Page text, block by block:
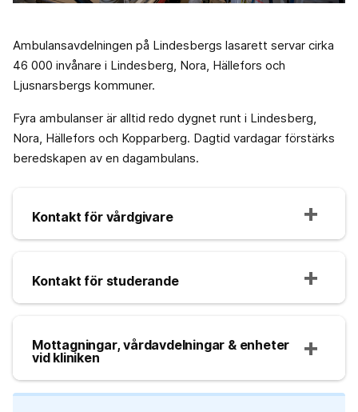
Ambulansavdelningen på Lindesbergs lasarett servar cirka
46 000 invånare i Lindesberg, Nora, Hällefors och
Ljusnarsbergs kommuner.
Fyra ambulanser är alltid redo dygnet runt i Lindesberg,
Nora, Hällefors och Kopparberg. Dagtid vardagar förstärks
beredskapen av en dagambulans.
Kontakt för vårdgivare
Kontakt för studerande
Mottagningar, vårdavdelningar & enheter
vid kliniken